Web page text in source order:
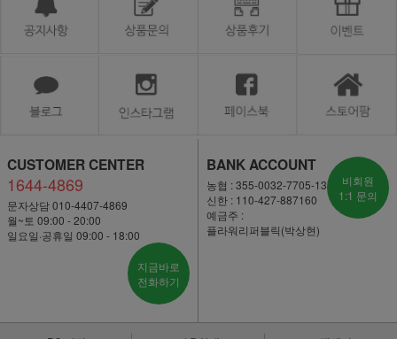
CUSTOMER CENTER
1644-4869
문자상담 010-4407-4869
월~토 09:00 - 20:00
일요일·공휴일 09:00 - 18:00
지금바로
전화하기
BANK ACCOUNT
농협 : 355-0032-7705-13
신한 : 110-427-887160
예금주 :
플라워리퍼블릭(박상현)
비회원
1:1 문의